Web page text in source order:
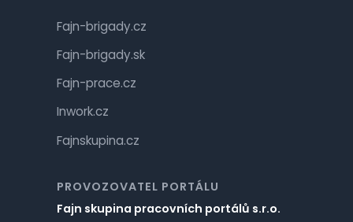
Fajn-brigady.cz
Fajn-brigady.sk
Fajn-prace.cz
Inwork.cz
Fajnskupina.cz
PROVOZOVATEL PORTÁLU
Fajn skupina pracovních portálů s.r.o.